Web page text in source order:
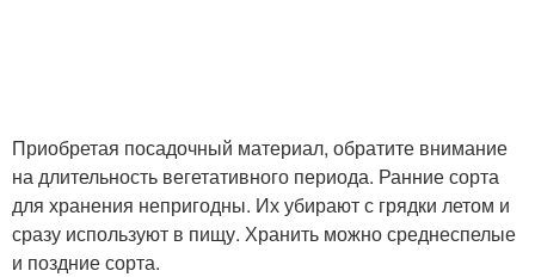
Приобретая посадочный материал, обратите внимание
на длительность вегетативного периода. Ранние сорта
для хранения непригодны. Их убирают с грядки летом и
сразу используют в пищу. Хранить можно среднеспелые
и поздние сорта.